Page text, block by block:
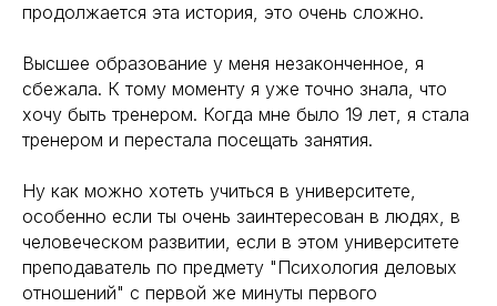
продолжается эта история, это очень сложно.
Высшее образование у меня незаконченное, я
сбежала. К тому моменту я уже точно знала, что
хочу быть тренером. Когда мне было 19 лет, я стала
тренером и перестала посещать занятия.
Ну как можно хотеть учиться в университете,
особенно если ты очень заинтересован в людях, в
человеческом развитии, если в этом университете
преподаватель по предмету "Психология деловых
отношений" с первой же минуты первого